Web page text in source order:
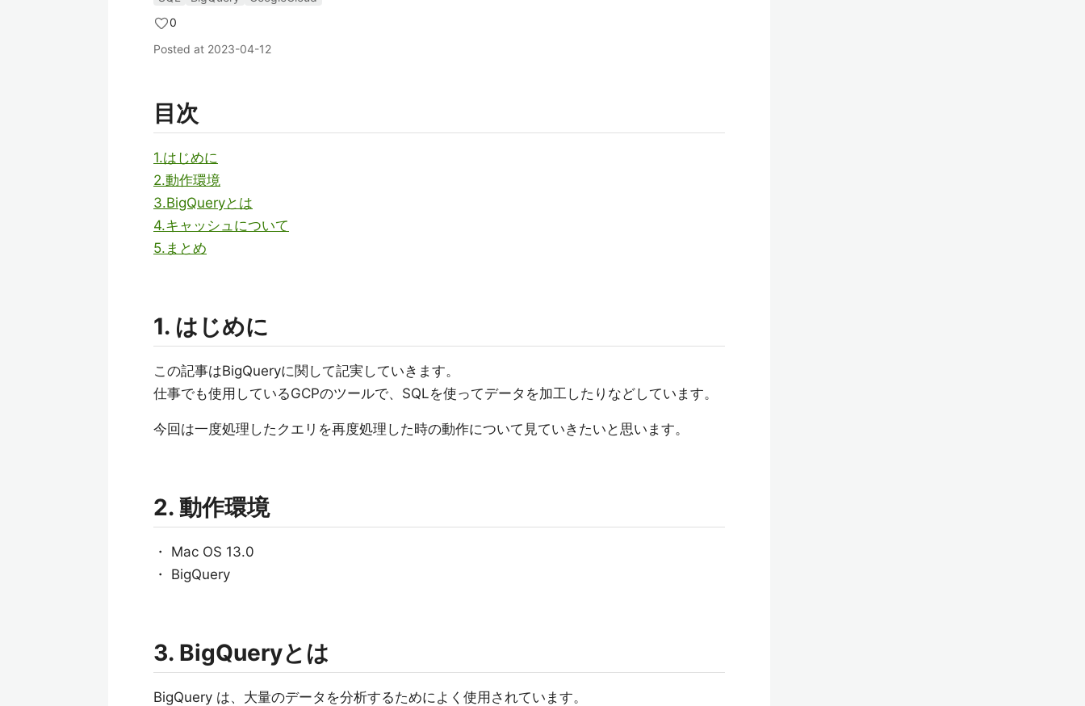
0
Posted at 2023-04-12
目次
1.はじめに
2.動作環境
3.BigQueryとは
4.キャッシュについて
5.まとめ
1. はじめに
この記事はBigQueryに関して記実していきます。
仕事でも使用しているGCPのツールで、SQLを使ってデータを加工したりなどしています。
今回は一度処理したクエリを再度処理した時の動作について見ていきたいと思います。
2. 動作環境
・ Mac OS 13.0
・ BigQuery
3. BigQueryとは
BigQuery は、大量のデータを分析するためによく使用されています。